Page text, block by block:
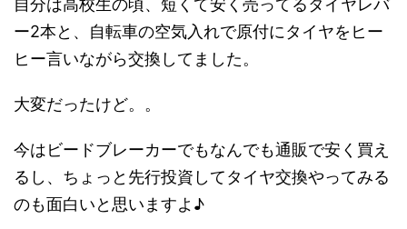
ー2本と、自転車の空気入れで原付にタイヤをヒー
ヒー言いながら交換してました。
大変だったけど。。
今はビードブレーカーでもなんでも通販で安く買え
るし、ちょっと先行投資してタイヤ交換やってみる
のも面白いと思いますよ♪